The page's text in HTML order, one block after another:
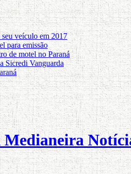
veículo em 2017
para emissão
de motel no Paraná
Sicredi Vanguarda